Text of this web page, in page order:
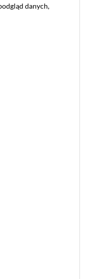
danych,